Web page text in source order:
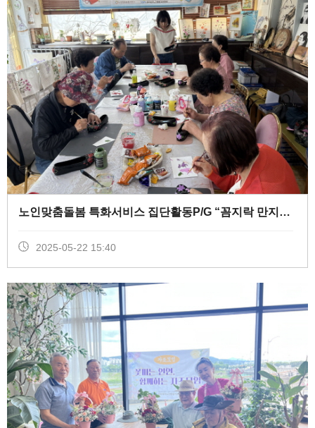
노인맞춤돌봄 특화서비스 집단활동P/G “꼼지락 만지락” 지원(4회기) (
2025-05-22 15:40